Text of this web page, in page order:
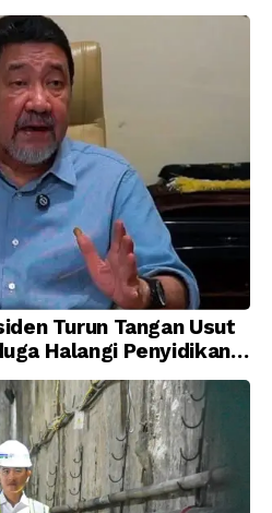
Turun Tangan Usut
Halangi Penyidikan